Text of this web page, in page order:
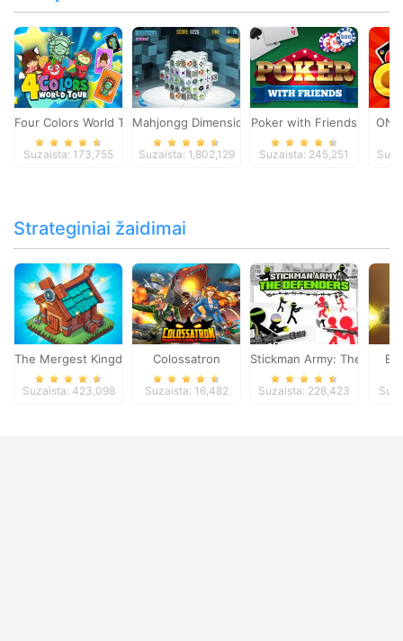
Four Colors World Tour
Suzaista: 173,755
Mahjongg Dimensions
Suzaista: 1,802,129
Poker with Friends
Suzaista: 245,251
Strateginiai žaidimai
The Mergest Kingdom
Suzaista: 423,098
Colossatron
Suzaista: 16,482
Stickman Army: The
Suzaista: 228,423